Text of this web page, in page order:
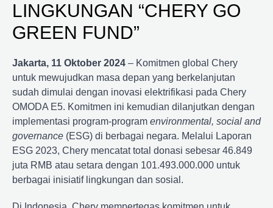
LINGKUNGAN “CHERY GO
GREEN FUND”
Jakarta, 11 Oktober 2024 – Komitmen global Chery
untuk mewujudkan masa depan yang berkelanjutan
sudah dimulai dengan inovasi elektrifikasi pada Chery
OMODA E5. Komitmen ini kemudian dilanjutkan dengan
implementasi program-program environmental, social and
governance (ESG) di berbagai negara. Melalui Laporan
ESG 2023, Chery mencatat total donasi sebesar 46.849
juta RMB atau setara dengan 101.493.000.000 untuk
berbagai inisiatif lingkungan dan sosial.